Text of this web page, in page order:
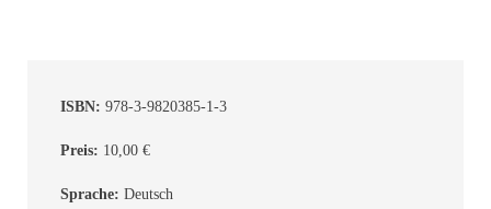
ISBN: 978-3-9820385-1-3
Preis: 10,00 €
Sprache: Deutsch